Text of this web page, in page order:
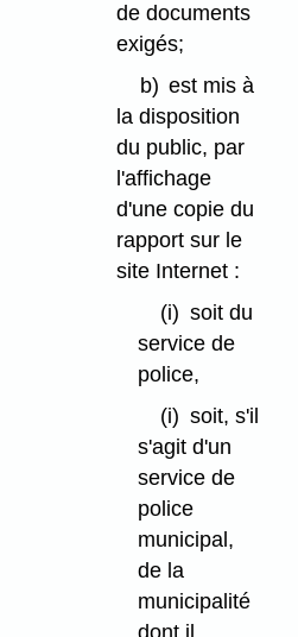
de documents
exigés;
b) est mis à
la disposition
du public, par
l'affichage
d'une copie du
rapport sur le
site Internet :
(i) soit du
service de
police,
(i) soit, s'il
s'agit d'un
service de
police
municipal,
de la
municipalité
dont il